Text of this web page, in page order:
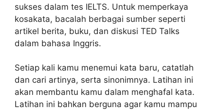
sukses dalam tes IELTS. Untuk memperkaya
kosakata, bacalah berbagai sumber seperti
artikel berita, buku, dan diskusi TED Talks
dalam bahasa Inggris.
Setiap kali kamu menemui kata baru, catatlah
dan cari artinya, serta sinonimnya. Latihan ini
akan membantu kamu dalam menghafal kata.
Latihan ini bahkan berguna agar kamu mampu